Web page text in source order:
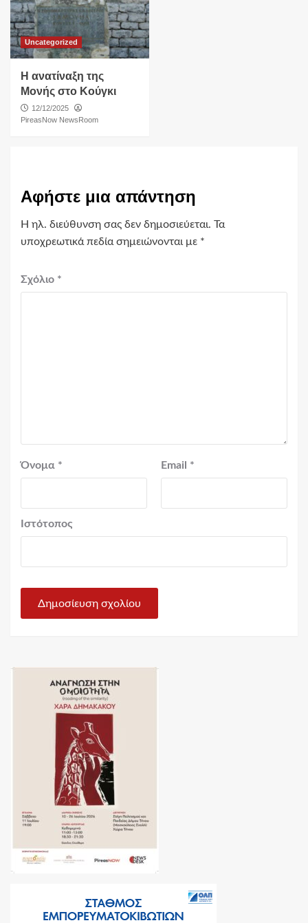
Uncategorized
Η ανατίναξη της
Μονής στο Κούγκι
12/12/2025
PireasNow NewsRoom
Αφήστε μια απάντηση
Η ηλ. διεύθυνση σας δεν δημοσιεύεται. Τα
υποχρεωτικά πεδία σημειώνονται με *
Σχόλιο *
Όνομα * Email *
Ιστότοπος